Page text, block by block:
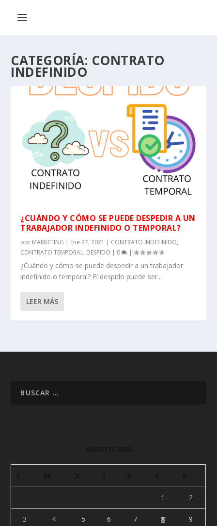
CATEGORÍA: CONTRATO
INDEFINIDO
¿CUÁNDO Y CÓMO SE PUEDE DESPEDIR A UN
TRABAJADOR INDEFINIDO O TEMPORAL?
por MARKETING | Ene 27, 2021 | CONTRATO INDEFINIDO,
CONTRATO TEMPORAL, DESPIDO | 0 |
¿Cuándo y cómo se puede despedir a un trabajador
indefinido o temporal? El despido puede ser...
LEER MÁS
1 2
3 4 5 6 7 8 9